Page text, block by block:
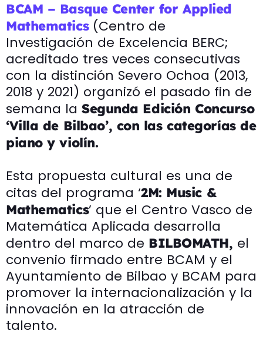
BCAM – Basque Center for Applied
Mathematics(Centro de
Investigación de Excelencia BERC;
acreditado tres veces consecutivas
con la distinción Severo Ochoa (2013,
2018 y 2021) organizó el pasado fin de
semana la Segunda Edición Concurso
‘Villa de Bilbao’, con las categorías de
piano y violín.
Esta propuesta cultural es una de
citas del programa ‘2M: Music &
Mathematics’ que el Centro Vasco de
Matemática Aplicada desarrolla
dentro del marco de BILBOMATH, el
convenio firmado entre BCAM y el
Ayuntamiento de Bilbao y BCAM para
promover la internacionalización y la
innovación en la atracción de
talento.